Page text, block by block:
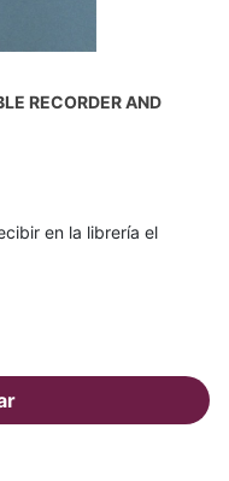
RECORDER AND
en la librería el